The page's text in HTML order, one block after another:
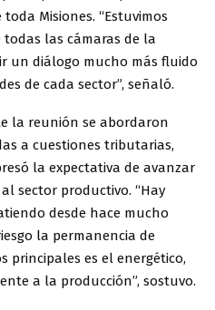
Misiones. “Estuvimos
las cámaras de la
un diálogo mucho más fluido
de cada sector”, señaló.
la reunión se abordaron
a cuestiones tributarias,
la expectativa de avanzar
sector productivo. “Hay
desde hace mucho
la permanencia de
principales es el energético,
a la producción”, sostuvo.